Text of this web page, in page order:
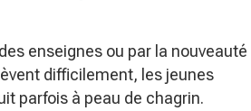
enseignes ou par la nouveauté
difficilement, les jeunes
parfois à peau de chagrin.